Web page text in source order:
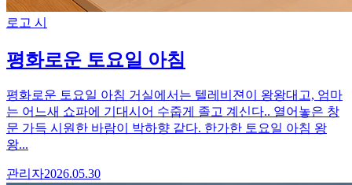
로고 시
평화로운 토요일 아침
평화로운 토요일 아침 거실에서는 텔레비젼이 왕왕대고, 엄마
는 어느새 쇼파에 기대시어 수줍게 졸고 계신다.. 열어놓은 창
문 가득 시원한 바람이 박하향 같다. 한가한 토요일 아침 왕
왕...
관리자2026.05.30